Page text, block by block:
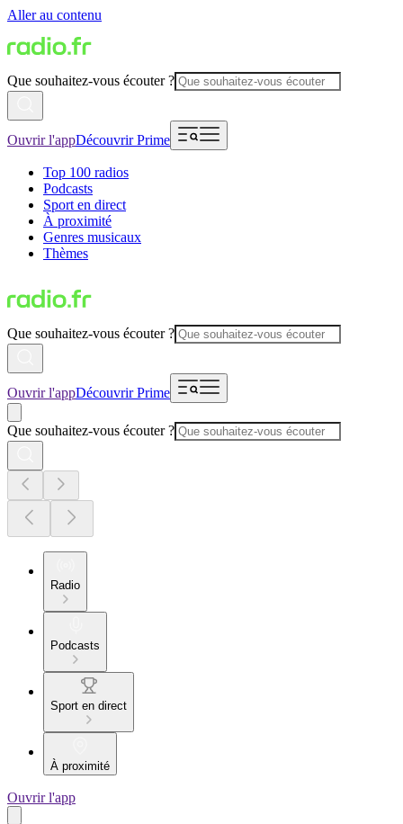
Aller au contenu
Que souhaitez-vous écouter ?
Ouvrir l'appDécouvrir Prime
Top 100 radios
Podcasts
Sport en direct
À proximité
Genres musicaux
Thèmes
Que souhaitez-vous écouter ?
Ouvrir l'appDécouvrir Prime
Que souhaitez-vous écouter ?
Radio
Podcasts
Sport en direct
À proximité
Ouvrir l'app